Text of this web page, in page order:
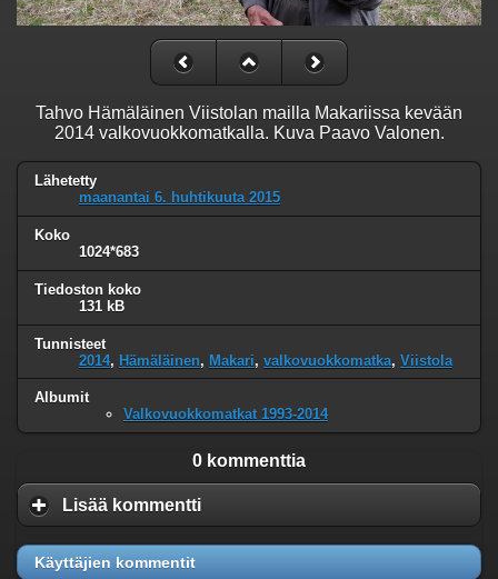
Tahvo Hämäläinen Viistolan mailla Makariissa kevään
2014 valkovuokkomatkalla. Kuva Paavo Valonen.
Lähetetty
maanantai 6. huhtikuuta 2015
Koko
1024*683
Tiedoston koko
131 kB
Tunnisteet
2014, Hämäläinen, Makari, valkovuokkomatka, Viistola
Albumit
Valkovuokkomatkat 1993-2014
0 kommenttia
Lisää kommentti
Käyttäjien kommentit